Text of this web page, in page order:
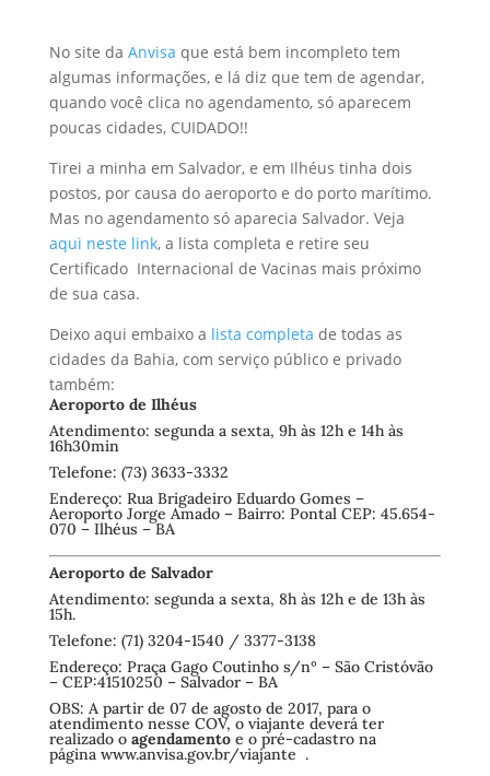
No site da Anvisa que está bem incompleto tem
algumas informações, e lá diz que tem de agendar,
quando você clica no agendamento, só aparecem
poucas cidades, CUIDADO!!
Tirei a minha em Salvador, e em Ilhéus tinha dois
postos, por causa do aeroporto e do porto marítimo.
Mas no agendamento só aparecia Salvador. Veja
aqui neste link, a lista completa e retire seu
Certificado Internacional de Vacinas mais próximo
de sua casa.
Deixo aqui embaixo a lista completa de todas as
cidades da Bahia, com serviço público e privado
também:
Aeroporto de Ilhéus
Atendimento: segunda a sexta, 9h às 12h e 14h às
16h30min
Telefone: (73) 3633-3332
Endereço: Rua Brigadeiro Eduardo Gomes –
Aeroporto Jorge Amado – Bairro: Pontal CEP: 45.654-
070 – Ilhéus – BA
Aeroporto de Salvador
Atendimento: segunda a sexta, 8h às 12h e de 13h às
15h.
Telefone: (71) 3204-1540 / 3377-3138
Endereço: Praça Gago Coutinho s/nº – São Cristóvão
– CEP:41510250 – Salvador – BA
OBS: A partir de 07 de agosto de 2017, para o
atendimento nesse COV, o viajante deverá ter
realizado o agendamento e o pré-cadastro na
página www.anvisa.gov.br/viajante .